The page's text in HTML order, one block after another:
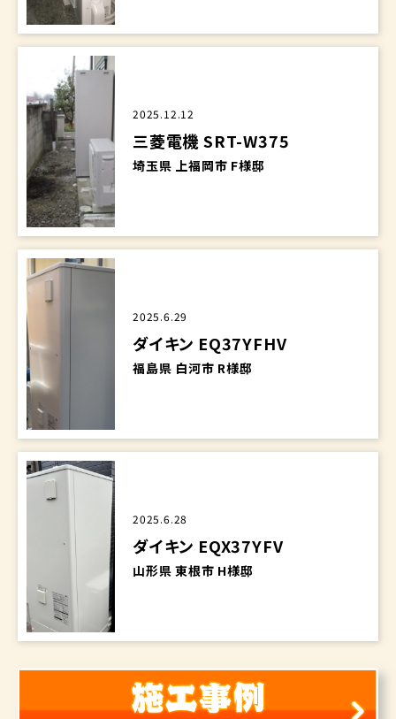
2025.12.12
三菱電機 SRT-W375
埼玉県 上福岡市 F様邸
2025.6.29
ダイキン EQ37YFHV
福島県 白河市 R様邸
2025.6.28
ダイキン EQX37YFV
山形県 東根市 H様邸